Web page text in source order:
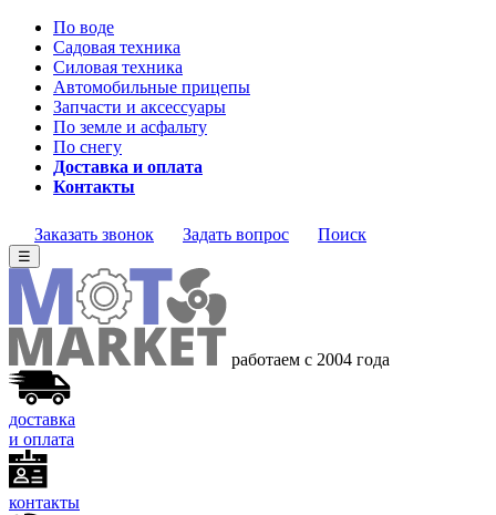
По воде
Садовая техника
Силовая техника
Автомобильные прицепы
Запчасти и аксессуары
По земле и асфальту
По снегу
Доставка и оплата
Контакты
Заказать звонок Задать вопрос Поиск
☰
работаем с 2004 года
доставка
и оплата
контакты